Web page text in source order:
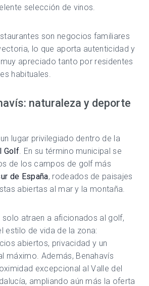
selección de vinos.
son negocios familiares
lo que aporta autenticidad y
apreciado tanto por residentes
habituales.
naturaleza y deporte
lugar privilegiado dentro de la
Golf. En su término municipal se
de los campos de golf más
de España, rodeados de paisajes
abiertas al mar y la montaña.
atraen a aficionados al golf,
estilo de vida de la zona:
abiertos, privacidad y un
máximo. Además, Benahavís
excepcional al Valle del
ampliando aún más la oferta